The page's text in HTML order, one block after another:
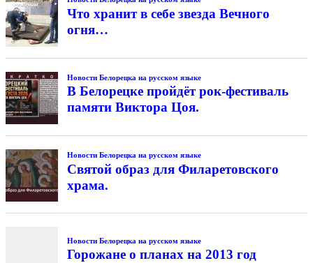
Что хранит в себе звезда Вечного
огня…
Новости Белорецка на русском языке
В Белорецке пройдёт рок-фестиваль
памяти Виктора Цоя.
Новости Белорецка на русском языке
Святой образ для Филаретовского
храма.
Новости Белорецка на русском языке
Горожане о планах на 2013 год